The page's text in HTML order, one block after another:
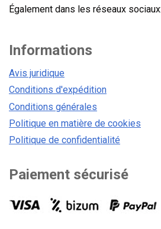
Également dans les réseaux sociaux:
Informations
Avis juridique
Conditions d'expédition
Conditions générales
Politique en matière de cookies
Politique de confidentialité
Paiement sécurisé